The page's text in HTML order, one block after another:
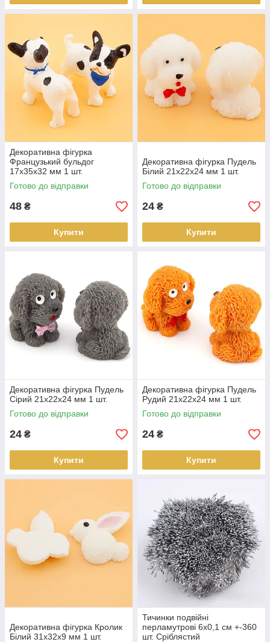
Декоративна фігурка
Французький бульдог
17х35х32 мм 1 шт.
Готово до відправки
48 ₴
Купити
Декоративна фігурка Пудель
Білий 21х22х24 мм 1 шт.
Готово до відправки
24 ₴
Купити
Декоративна фігурка Пудель
Сірий 21х22х24 мм 1 шт.
Готово до відправки
24 ₴
Купити
Декоративна фігурка Пудель
Рудий 21х22х24 мм 1 шт.
Готово до відправки
24 ₴
Купити
Декоративна фігурка Кролик
Білий 31х32х9 мм 1 шт.
Тичинки подвійні
перламутрові 6х0,1 см +-360
шт. Сріблястий